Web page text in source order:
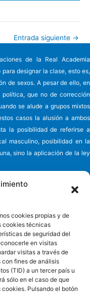
cookies propias y de
cookies técnicas
de seguridad del
en visitas
visitas a través de
con fines de análisis
(TID) a un tercer país u
sólo en el caso de que
Pulsando el botón
Entrada siguiente →
de la Real Academia
designar la clase, esto es,
de sexos. A pesar de ello, en
que no de corrección
se alude a grupos mixtos
casos la alusión a ambos
la posibilidad de referirse a
masculino, posibilidad en la
sino la aplicación de la ley
enfermosde Alzheimer y
- AFATE
nº 6
- España